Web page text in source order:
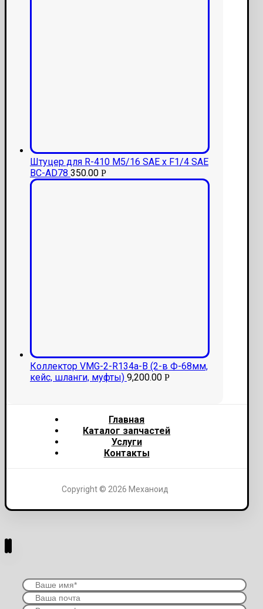
Штуцер для R-410 M5/16 SAE x F1/4 SAE
BC-AD78 350.00 Р
Коллектор VMG-2-R134a-В (2-в Ф-68мм,
кейс, шланги, муфты) 9,200.00 Р
Главная
Каталог запчастей
Услуги
Контакты
Copyright © 2026 Механоид